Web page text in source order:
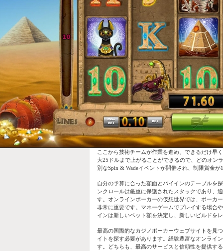
ここから技術チームが作業を進め、できるだけ早
大25ドルまで上がることができるので、どのオン
別なSpin & Wadeイベントが開催され、制限賞金
自分の予算に合った額面とバイインのテーブルを
ンクロールは厳重に保護されたスタックであり、
す。オンラインポーカーの仮想世界では、ポーカ
非常に重要です。マネーゲームでプレイする場合
インは新しいベット額を決定し、新しいビルドを
最高の国際的なカジノポーカーウェブサイトを見
イトを探す必要があります。経験豊富なオンライ
す。どちらも、最高のサービスと信頼性を提供す